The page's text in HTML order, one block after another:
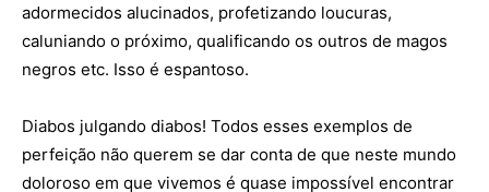
adormecidos alucinados, profetizando loucuras,
caluniando o próximo, qualificando os outros de magos
negros etc. Isso é espantoso.
Diabos julgando diabos! Todos esses exemplos de
perfeição não querem se dar conta de que neste mundo
doloroso em que vivemos é quase impossível encontrar